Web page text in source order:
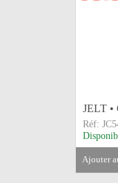
JELT •
Réf:
ajouter